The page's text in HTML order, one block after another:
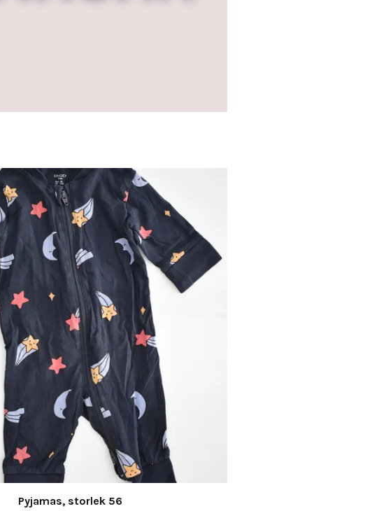
Pyjamas, storlek 56